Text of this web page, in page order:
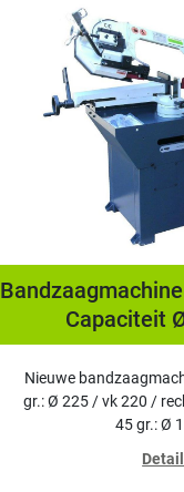
Capaciteit
Nieuwe
gr.: Ø 225 / vk 220 /
45 gr.: Ø